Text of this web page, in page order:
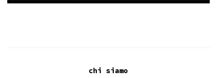
chi siamo